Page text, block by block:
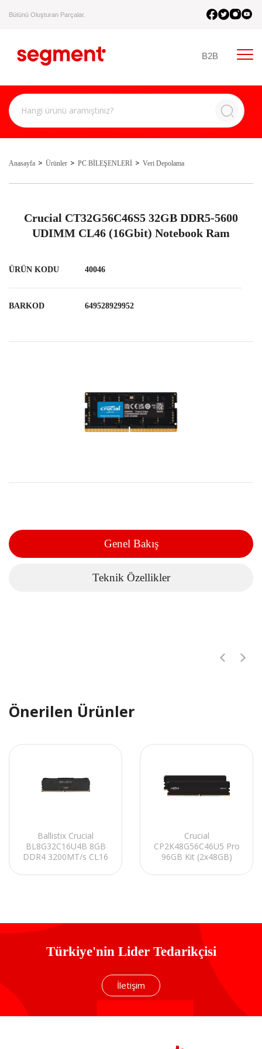
Bütünü Oluşturan Parçalar.
B2B
Anasayfa Ürünler PC BİLEŞENLERİ Veri Depolama
Crucial CT32G56C46S5 32GB DDR5-5600
UDIMM CL46 (16Gbit) Notebook Ram
ÜRÜN KODU 40046
BARKOD 649528929952
Genel Bakış
Teknik Özellikler
Önerilen Ürünler
Ballistix Crucial
BL8G32C16U4B 8GB
DDR4 3200MT/s CL16
288pin Black RAM
Crucial
CP2K48G56C46U5 Pro
96GB Kit (2x48GB)
CL46 (24Gbit)
Türkiye'nin Lider Tedarikçisi
İletişim